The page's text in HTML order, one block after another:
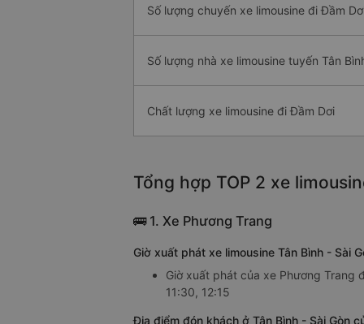
Số lượng chuyến xe limousine đi Đầm
Số lượng nhà xe limousine tuyến Tân
Chất lượng xe limousine đi Đầm Dơi
Tổng hợp TOP 2 xe
🚌 1. Xe Phương Trang
Giờ xuất phát xe limousine Tân Bình - Sài
Giờ xuất phát của xe Phương Trang
11:30, 12:15
Địa điểm đón khách ở Tân Bình - Sài Gòn